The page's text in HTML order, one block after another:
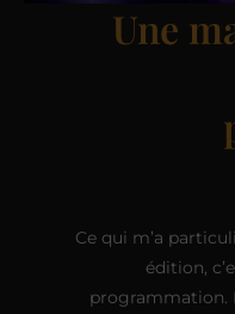
Une
Ce qui m’a
édition,
programmation.